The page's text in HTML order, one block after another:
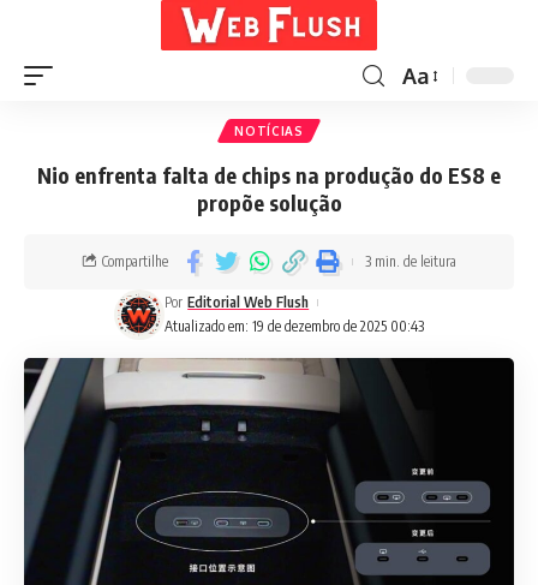
Aa
NOTÍCIAS
Nio enfrenta falta de chips na produção do ES8 e
propõe solução
Atualizado em: 19 de dezembro de 2025 00:43
Por Editorial Web Flush
Compartilhe 3 min. de leitura